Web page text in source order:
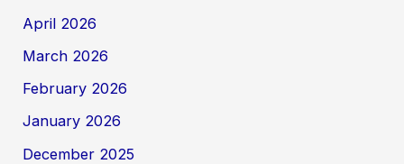
April 2026
March 2026
February 2026
January 2026
December 2025